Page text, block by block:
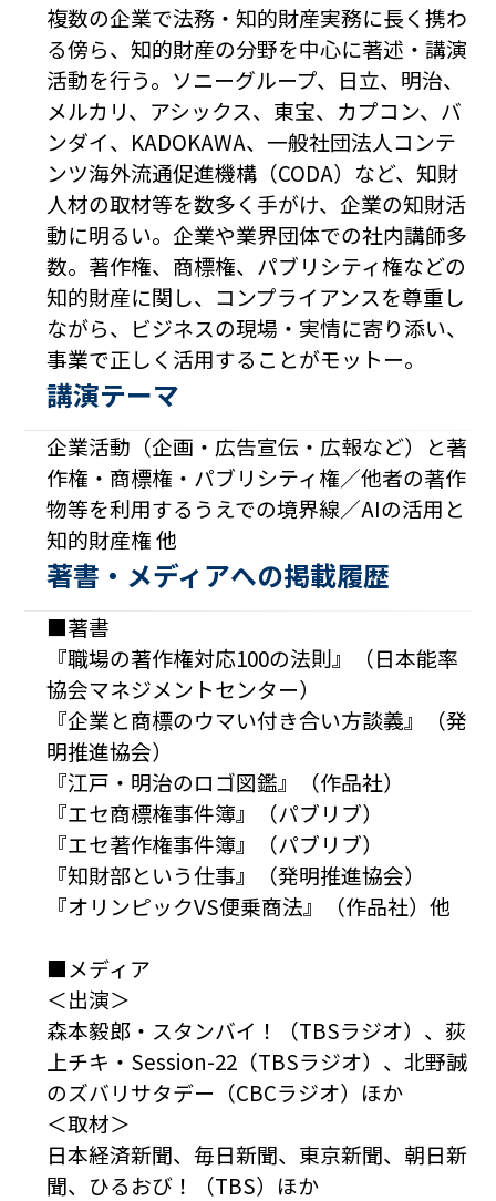
複数の企業で法務・知的財産実務に長く携わ
る傍ら、知的財産の分野を中心に著述・講演
活動を行う。ソニーグループ、日立、明治、
メルカリ、アシックス、東宝、カプコン、バ
ンダイ、KADOKAWA、一般社団法人コンテ
ンツ海外流通促進機構（CODA）など、知財
人材の取材等を数多く手がけ、企業の知財活
動に明るい。企業や業界団体での社内講師多
数。著作権、商標権、パブリシティ権などの
知的財産に関し、コンプライアンスを尊重し
ながら、ビジネスの現場・実情に寄り添い、
事業で正しく活用することがモットー。
講演テーマ
企業活動（企画・広告宣伝・広報など）と著
作権・商標権・パブリシティ権／他者の著作
物等を利用するうえでの境界線／AIの活用と
知的財産権 他
著書・メディアへの掲載履歴
■著書
『職場の著作権対応100の法則』（日本能率
協会マネジメントセンター）
『企業と商標のウマい付き合い方談義』（発
明推進協会）
『江戸・明治のロゴ図鑑』（作品社）
『エセ商標権事件簿』（パブリブ）
『エセ著作権事件簿』（パブリブ）
『知財部という仕事』（発明推進協会）
『オリンピックVS便乗商法』（作品社）他
■メディア
＜出演＞
森本毅郎・スタンバイ！（TBSラジオ）、荻
上チキ・Session-22（TBSラジオ）、北野誠
のズバリサタデー（CBCラジオ）ほか
＜取材＞
日本経済新聞、毎日新聞、東京新聞、朝日新
聞、ひるおび！（TBS）ほか